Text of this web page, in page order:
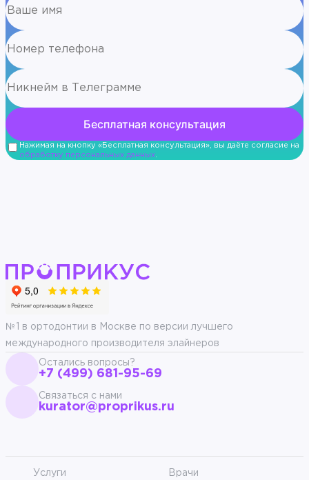
Нажимая на кнопку «Бесплатная консультация», вы даёте согласие на
обработку персональных данных.
№1 в ортодонтии в Москве по версии лучшего
международного производителя элайнеров
Остались вопросы?
+7 (499) 681-95-69
Связаться с нами
kurator@proprikus.ru
Услуги
Врачи